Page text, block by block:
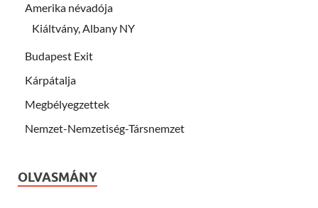
Amerika névadója
Kiáltvány, Albany NY
Budapest Exit
Kárpátalja
Megbélyegzettek
Nemzet-Nemzetiség-Társnemzet
OLVASMÁNY